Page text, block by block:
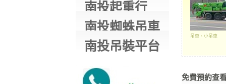
南投起重行
南投蜘蛛吊車
南投吊裝平台
吊車、小吊車
免費預約查